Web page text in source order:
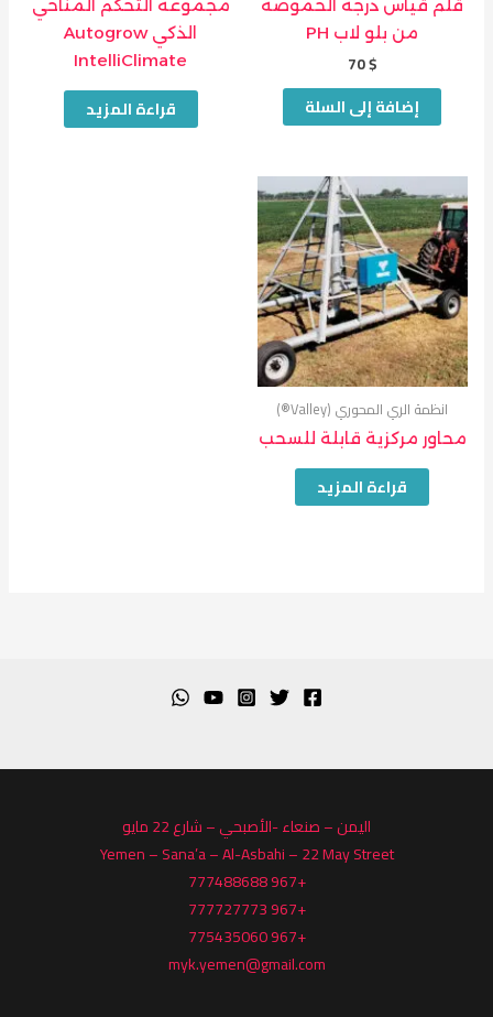
قلم قياس درجة الحموضة
من بلو لاب PH
70$
إضافة إلى السلة
مجموعة التحكم المناخي
الذكي Autogrow
IntelliClimate
قراءة المزيد
انظمة الري المحوري (Valley®)
محاور مركزية قابلة للسحب
قراءة المزيد
اليمن – صنعاء -الأصبحي – شارع 22 مايو
Yemen – Sana’a – Al-Asbahi – 22 May Street
+967 777488688
+967 777727773
+967 775435060
myk.yemen@gmail.com